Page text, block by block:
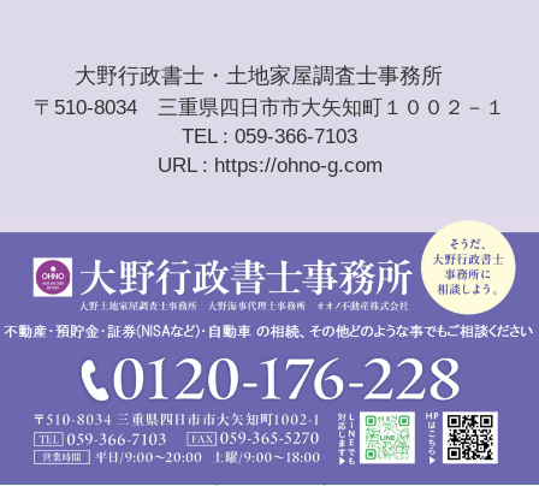
大野行政書士・土地家屋調査士事務所
〒510-8034 三重県四日市市大矢知町１００２－１
TEL : 059-366-7103
URL : https://ohno-g.com